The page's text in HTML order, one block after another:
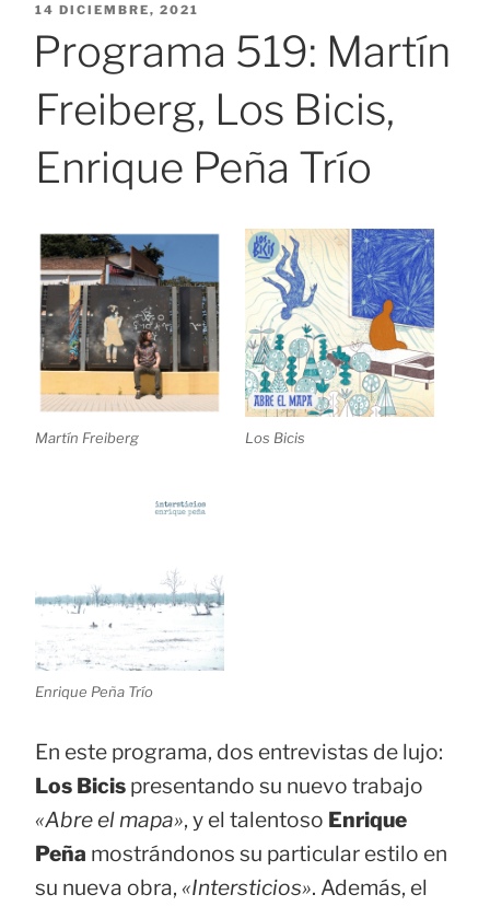
PUBLICADO
14 DICIEMBRE, 2021
Programa 519: Martín
Freiberg, Los Bicis,
Enrique Peña Trío
Martín Freiberg Los Bicis
Enrique Peña Trío
En este programa, dos entrevistas de lujo:
Los Bicis presentando su nuevo trabajo
«Abre el mapa», y el talentoso Enrique
Peña mostrándonos su particular estilo en
su nueva obra, «Intersticios». Además, el